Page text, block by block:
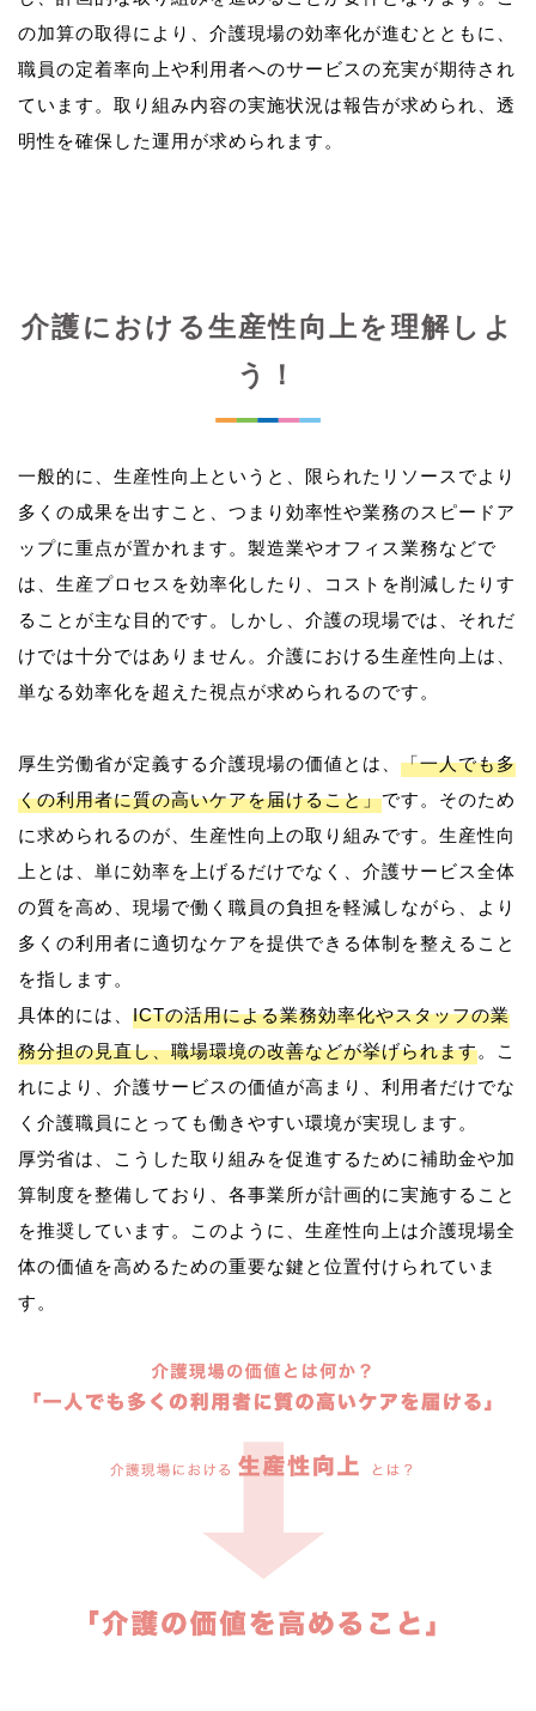
の加算の取得により、介護現場の効率化が進むとともに、
職員の定着率向上や利用者へのサービスの充実が期待され
ています。取り組み内容の実施状況は報告が求められ、透
介護における生産性向上を理解しよ
う！
一般的に、生産性向上というと、限られたリソースでより
多くの成果を出すこと、つまり効率性や業務のスピードア
ップに重点が置かれます。製造業やオフィス業務などで
は、生産プロセスを効率化したり、コストを削減したりす
ることが主な目的です。しかし、介護の現場では、それだ
けでは十分ではありません。介護における生産性向上は、
単なる効率化を超えた視点が求められるのです。
厚生労働省が定義する介護現場の価値とは、 「一人でも多
くの利用者に質の高いケアを届けること」です。そのため
に求められるのが、生産性向上の取り組みです。生産性向
上とは、単に効率を上げるだけでなく、介護サービス全体
の質を高め、現場で働く職員の負担を軽減しながら、より
多くの利用者に適切なケアを提供できる体制を整えること
を指します。
具体的には、 ICTの活用による業務効率化やスタッフの業
務分担の見直し、職場環境の改善などが挙げられます。こ
れにより、介護サービスの価値が高まり、利用者だけでな
く介護職員にとっても働きやすい環境が実現します。
厚労省は、こうした取り組みを促進するために補助金や加
算制度を整備しており、各事業所が計画的に実施すること
を推奨しています。このように、生産性向上は介護現場全
体の価値を高めるための重要な鍵と位置付けられていま